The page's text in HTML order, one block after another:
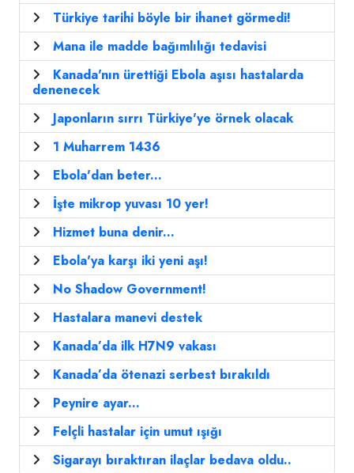
Türkiye tarihi böyle bir ihanet görmedi!
Mana ile madde bağımlılığı tedavisi
Kanada'nın ürettiği Ebola aşısı hastalarda
denenecek
Japonların sırrı Türkiye'ye örnek olacak
1 Muharrem 1436
Ebola'dan beter...
İşte mikrop yuvası 10 yer!
Hizmet buna denir...
Ebola'ya karşı iki yeni aşı!
No Shadow Government!
Hastalara manevi destek
Kanada’da ilk H7N9 vakası
Kanada’da ötenazi serbest bırakıldı
Peynire ayar...
Felçli hastalar için umut ışığı
Sigarayı bıraktıran ilaçlar bedava oldu..